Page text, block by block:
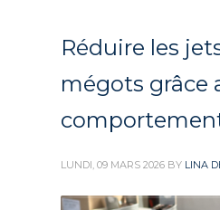
Réduire les
mégots grâce
LUNDI, 09 MARS 2026 BY LINA